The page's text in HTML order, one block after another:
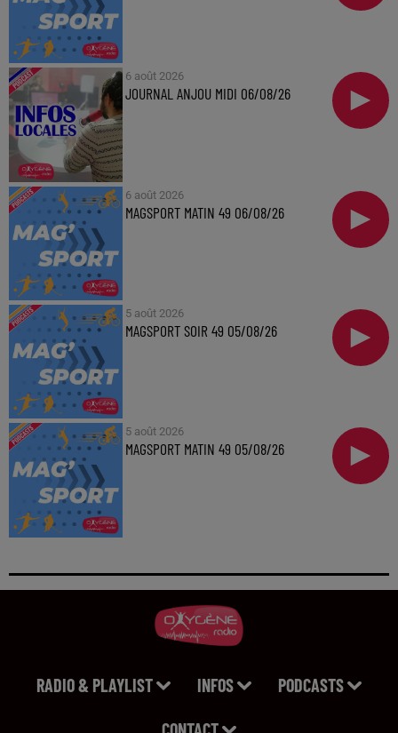
6 août 2026
JOURNAL ANJOU MIDI 06/08/26
6 août 2026
MAGSPORT MATIN 49 06/08/26
5 août 2026
MAGSPORT SOIR 49 05/08/26
5 août 2026
MAGSPORT MATIN 49 05/08/26
RADIO & PLAYLIST INFOS PODCASTS